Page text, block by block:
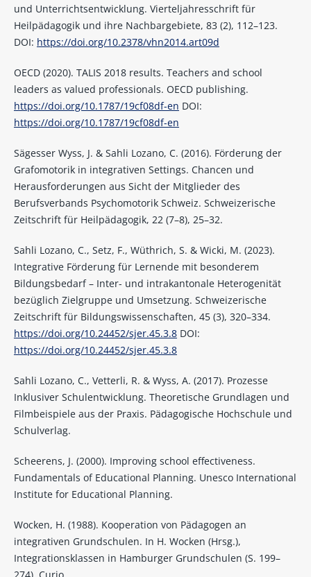
und Unterrichtsentwicklung. Vierteljahresschrift für
Heilpädagogik und ihre Nachbargebiete, 83 (2), 112–123.
DOI: https://doi.org/10.2378/vhn2014.art09d
OECD (2020). TALIS 2018 results. Teachers and school
leaders as valued professionals. OECD publishing.
https://doi.org/10.1787/19cf08df-en DOI:
https://doi.org/10.1787/19cf08df-en
Sägesser Wyss, J. & Sahli Lozano, C. (2016). Förderung der
Grafomotorik in integrativen Settings. Chancen und
Herausforderungen aus Sicht der Mitglieder des
Berufsverbands Psychomotorik Schweiz. Schweizerische
Zeitschrift für Heilpädagogik, 22 (7–8), 25–32.
Sahli Lozano, C., Setz, F., Wüthrich, S. & Wicki, M. (2023).
Integrative Förderung für Lernende mit besonderem
Bildungsbedarf – Inter- und intrakantonale Heterogenität
bezüglich Zielgruppe und Umsetzung. Schweizerische
Zeitschrift für Bildungswissenschaften, 45 (3), 320–334.
https://doi.org/10.24452/sjer.45.3.8DOI:
https://doi.org/10.24452/sjer.45.3.8
Sahli Lozano, C., Vetterli, R. & Wyss, A. (2017). Prozesse
Inklusiver Schulentwicklung. Theoretische Grundlagen und
Filmbeispiele aus der Praxis. Pädagogische Hochschule und
Schulverlag.
Scheerens, J. (2000). Improving school effectiveness.
Fundamentals of Educational Planning. Unesco International
Institute for Educational Planning.
Wocken, H. (1988). Kooperation von Pädagogen an
integrativen Grundschulen. In H. Wocken (Hrsg.),
Integrationsklassen in Hamburger Grundschulen (S. 199–